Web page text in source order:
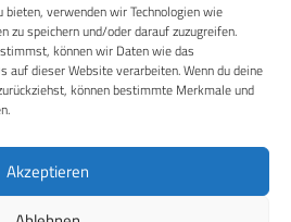
verwenden wir Technologien wie
zu speichern und/oder darauf zuzugreifen.
können wir Daten wie das
auf dieser Website verarbeiten. Wenn du deine
können bestimmte Merkmale und
Akzeptieren